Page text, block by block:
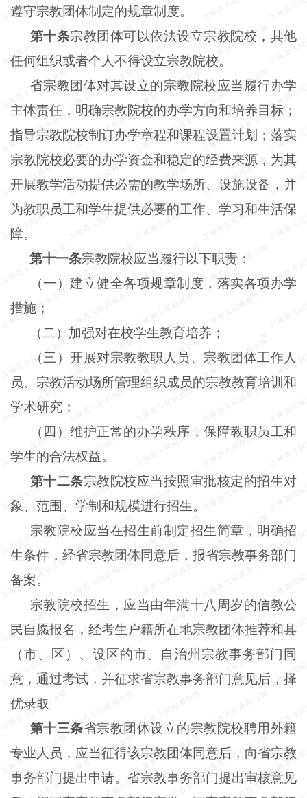
遵守宗教团体制定的规章制度。
第十条宗教团体可以依法设立宗教院校，其他
任何组织或者个人不得设立宗教院校。
省宗教团体对其设立的宗教院校应当履行办学
主体责任，明确宗教院校的办学方向和培养目标；
指导宗教院校制订办学章程和课程设置计划；落实
宗教院校必要的办学资金和稳定的经费来源，为其
开展教学活动提供必需的教学场所、设施设备，并
为教职员工和学生提供必要的工作、学习和生活保
障。
第十一条宗教院校应当履行以下职责：
（一）建立健全各项规章制度，落实各项办学
措施；
（二）加强对在校学生教育培养；
（三）开展对宗教教职人员、宗教团体工作人
员、宗教活动场所管理组织成员的宗教教育培训和
学术研究；
（四）维护正常的办学秩序，保障教职员工和
学生的合法权益。
第十二条宗教院校应当按照审批核定的招生对
象、范围、学制和规模进行招生。
宗教院校应当在招生前制定招生简章，明确招
生条件，经省宗教团体同意后，报省宗教事务部门
备案。
宗教院校招生，应当由年满十八周岁的信教公
民自愿报名，经考生户籍所在地宗教团体推荐和县
（市、区）、设区的市、自治州宗教事务部门同
意，通过考试，并征求省宗教事务部门意见后，择
优录取。
第十三条省宗教团体设立的宗教院校聘用外籍
专业人员，应当征得该宗教团体同意后，向省宗教
事务部门提出申请。省宗教事务部门提出审核意见